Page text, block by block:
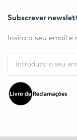
Subscrever
Insira o seu email